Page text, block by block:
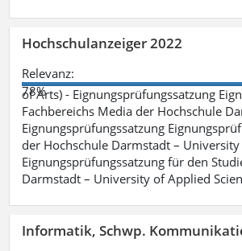
Hochschulanzeiger 2022
Relevanz:
78%
of Arts) - Eignungsprüfungssatzung
Fachbereichs Media der Hochschule
Eignungsprüfungssatzung
der Hochschule Darmstadt –
Eignungsprüfungssatzung für den
Darmstadt – University of Applied
Informatik, Schwp.